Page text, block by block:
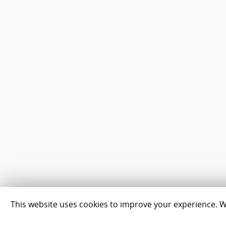
This website uses cookies to improve your experience.